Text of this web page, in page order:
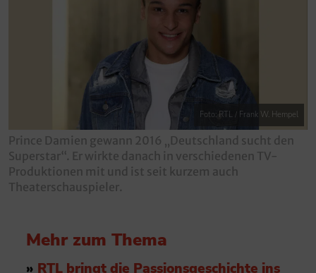
Foto: RTL / Frank W. Hempel
Prince Damien gewann 2016 „Deutschland sucht den
Superstar“. Er wirkte danach in verschiedenen TV-
Produktionen mit und ist seit kurzem auch
Theaterschauspieler.
Mehr zum Thema
» RTL bringt die Passionsgeschichte ins